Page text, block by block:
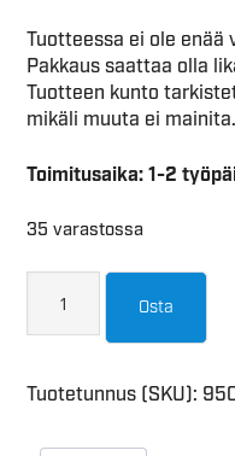
Tuotteessa ei ole enää
Pakkaus saattaa olla
Tuotteen kunto
mikäli muuta ei mainita.
Toimitusaika: 1-2
35 varastossa
Osta
Tuotetunnus (SKU):